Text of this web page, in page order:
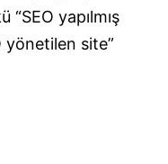
yapılmış
yönetilen site”